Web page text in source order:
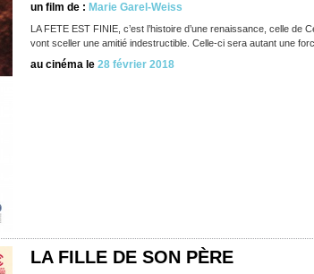
un film de : Marie Garel-Weiss
LA FETE EST FINIE, c’est l’histoire d’une renaissance, celle
vont sceller une amitié indestructible. Celle-ci sera autant une
au cinéma le 28 février 2018
LA FILLE DE SON PÈRE